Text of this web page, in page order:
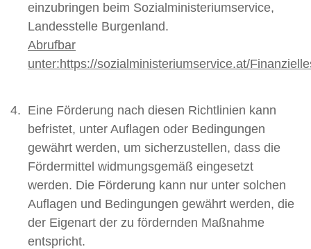
einzubringen beim Sozialministeriumservice,
Landesstelle Burgenland.
Abrufbar
unter:https://sozialministeriumservice.at/
Eine Förderung nach diesen Richtlinien kann
befristet, unter Auflagen oder Bedingungen
gewährt werden, um sicherzustellen, dass die
Fördermittel widmungsgemäß eingesetzt
werden. Die Förderung kann nur unter solchen
Auflagen und Bedingungen gewährt werden, die
der Eigenart der zu fördernden Maßnahme
entspricht.